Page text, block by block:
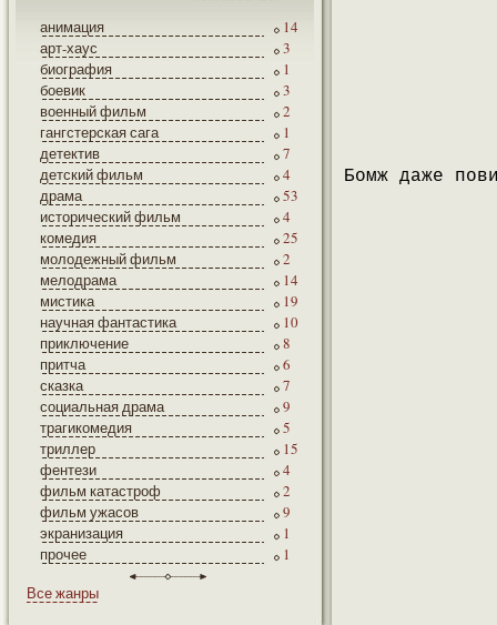
анимация
14
арт-хаус
3
биография
1
боевик
3
военный фильм
2
гангстерская сага
1
детектив
7
детский фильм
4
драма
53
исторический фильм
4
комедия
25
молодежный фильм
2
мелодрама
14
мистика
19
научная фантастика
10
приключение
8
притча
6
сказка
7
социальная драма
9
трагикомедия
5
триллер
15
фентези
4
фильм катастроф
2
фильм ужасов
9
экранизация
1
прочее
1
Все жанры
Бомж даже